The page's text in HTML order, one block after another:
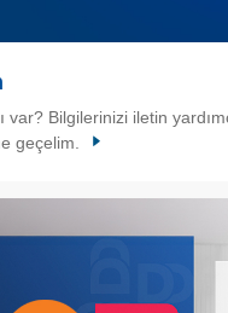
var? Bilgilerinizi iletin
geçelim.